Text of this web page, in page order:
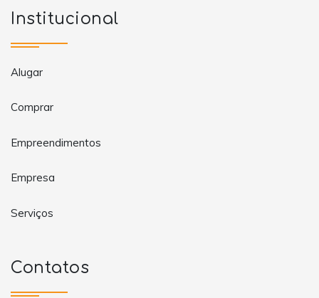
Institucional
Alugar
Comprar
Empreendimentos
Empresa
Serviços
Contatos